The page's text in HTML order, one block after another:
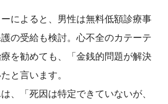
によると、男性は無料低額診療事
の受給も検討。心不全のカテーテ
を勧めても、「金銭的問題が解決
と言います。
、「死因は特定できていないが、